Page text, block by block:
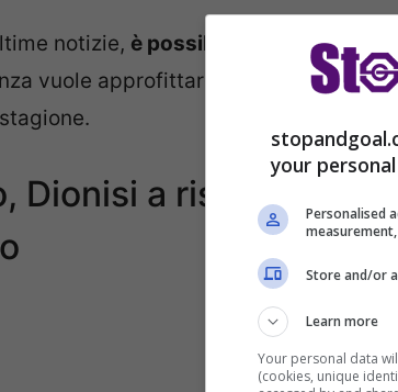
notizie, è possibile un nuovo
vuole approfittare della sosta per
Dionisi a rischio
your
Personalised
Store and/or
Learn more
Your personal data
(cookies, unique